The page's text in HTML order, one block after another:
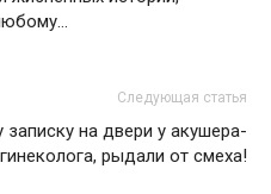
Следующая статья
на двери у акушера-
гинеколога, рыдали от смеха!